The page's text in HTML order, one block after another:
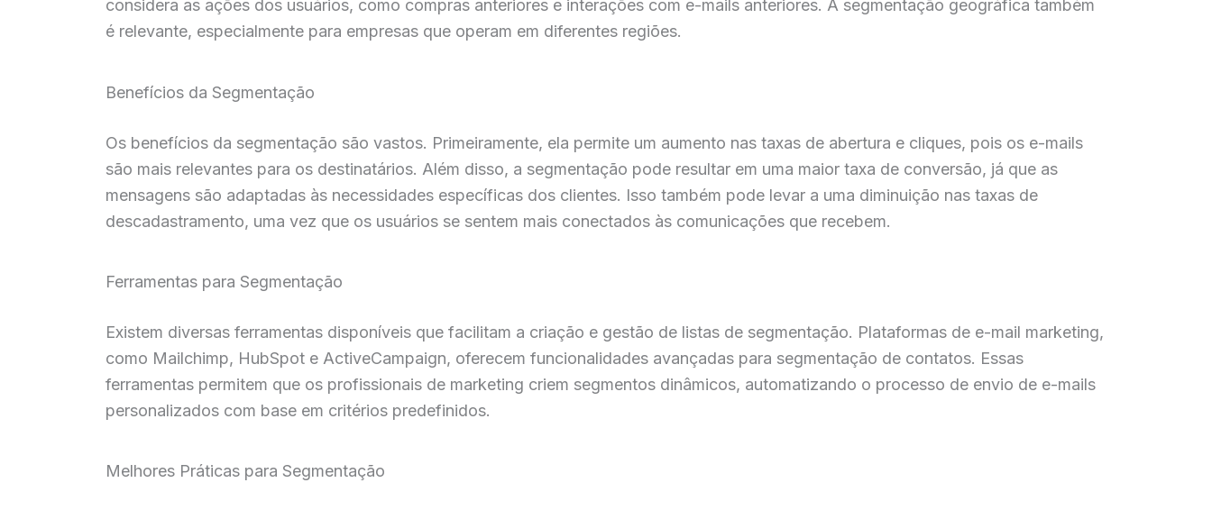
considera as ações dos usuários, como compras anteriores e interações com e-mails anteriores. A segmentação geográfica também
é relevante, especialmente para empresas que operam em diferentes regiões.
Benefícios da Segmentação
Os benefícios da segmentação são vastos. Primeiramente, ela permite um aumento nas taxas de abertura e cliques, pois os e-mails
são mais relevantes para os destinatários. Além disso, a segmentação pode resultar em uma maior taxa de conversão, já que as
mensagens são adaptadas às necessidades específicas dos clientes. Isso também pode levar a uma diminuição nas taxas de
descadastramento, uma vez que os usuários se sentem mais conectados às comunicações que recebem.
Ferramentas para Segmentação
Existem diversas ferramentas disponíveis que facilitam a criação e gestão de listas de segmentação. Plataformas de e-mail marketing,
como Mailchimp, HubSpot e ActiveCampaign, oferecem funcionalidades avançadas para segmentação de contatos. Essas
ferramentas permitem que os profissionais de marketing criem segmentos dinâmicos, automatizando o processo de envio de e-mails
personalizados com base em critérios predefinidos.
Melhores Práticas para Segmentação